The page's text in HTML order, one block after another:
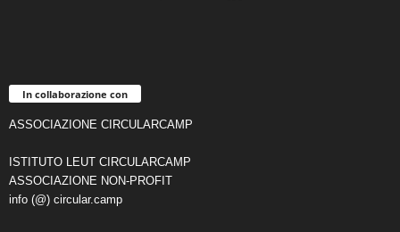
In collaborazione con
ASSOCIAZIONE CIRCULARCAMP
ISTITUTO LEUT CIRCULARCAMP
ASSOCIAZIONE NON-PROFIT
info (@) circular.camp